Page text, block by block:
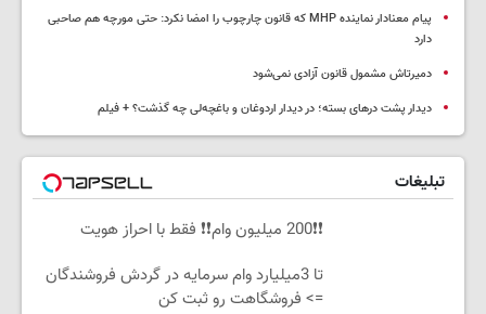
پیام معنادار نماینده MHP که قانون چارچوب را امضا نکرد: حتی مورچه هم صاحبی
دارد
دمیرتاش مشمول قانون آزادی نمی‌شود
دیدار پشت درهای بسته؛ در دیدار اردوغان و باغچه‌لی چه گذشت؟ + فیلم
تبلیغات
❗❗200 میلیون وام❗❗ فقط با احراز هویت
تا 3میلیارد وام سرمایه در گردش فروشندگان
=> فروشگاهت رو ثبت کن